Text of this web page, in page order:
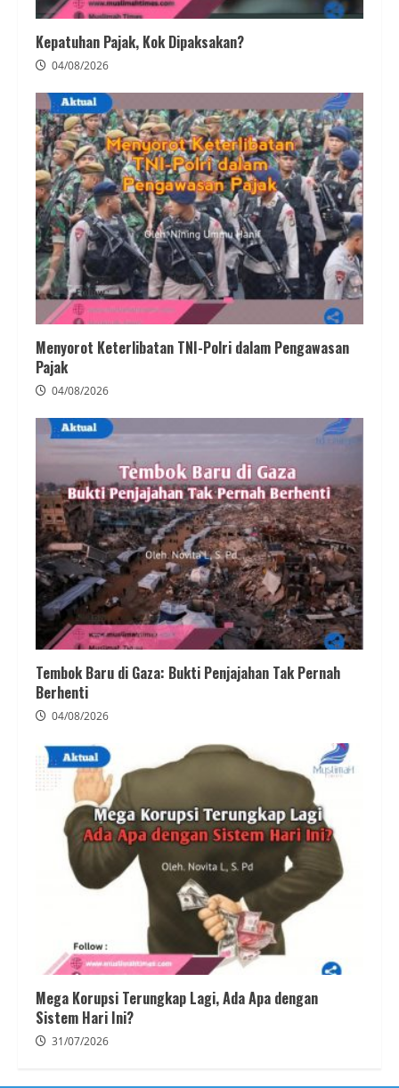
Kepatuhan Pajak, Kok Dipaksakan?
04/08/2026
Menyorot Keterlibatan TNI-Polri dalam Pengawasan
Pajak
04/08/2026
Tembok Baru di Gaza: Bukti Penjajahan Tak Pernah
Berhenti
04/08/2026
Mega Korupsi Terungkap Lagi, Ada Apa dengan
Sistem Hari Ini?
31/07/2026